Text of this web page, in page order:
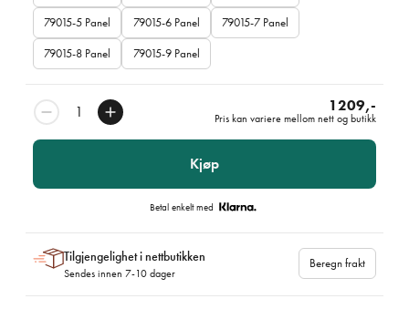
79015-5 Panel
79015-6 Panel
79015-7 Panel
79015-8 Panel
79015-9 Panel
1209,-
Pris kan variere mellom nett og butikk
Kjøp
Betal enkelt med
Tilgjengelighet i nettbutikken
Sendes innen 7-10 dager
Beregn frakt